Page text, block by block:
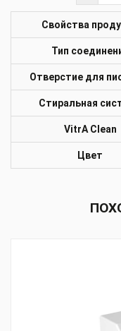
Свойства
Тип
Отверстие для
Стиральная
VitrA Clean
Цвет